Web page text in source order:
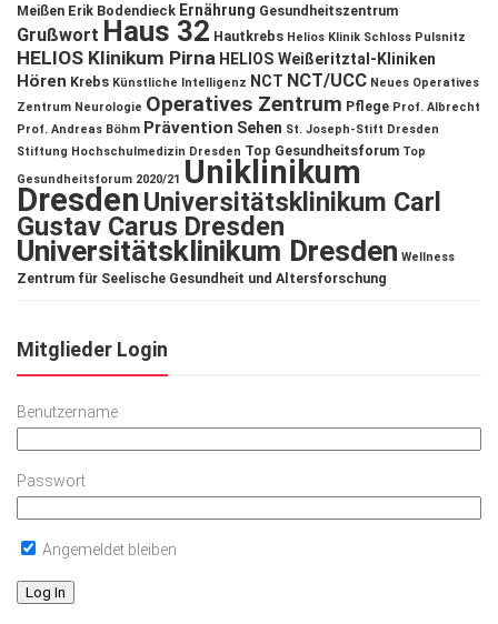
Meißen Erik Bodendieck Ernährung Gesundheitszentrum
Grußwort Haus 32 Hautkrebs Helios Klinik Schloss Pulsnitz
HELIOS Klinikum Pirna HELIOS Weißeritztal-Kliniken
Hören Krebs Künstliche Intelligenz NCT NCT/UCC Neues Operatives
Zentrum Neurologie Operatives Zentrum Pflege Prof. Albrecht
Prof. Andreas Böhm Prävention Sehen St. Joseph-Stift Dresden
Stiftung Hochschulmedizin Dresden Top Gesundheitsforum Top
Gesundheitsforum 2020/21 Uniklinikum
DresdenUniversitätsklinikum Carl
Gustav Carus Dresden
Universitätsklinikum Dresden Wellness
Zentrum für Seelische Gesundheit und Altersforschung
Mitglieder Login
Benutzername
Passwort
Angemeldet bleiben